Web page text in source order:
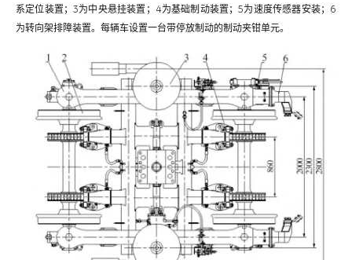
系定位装置；3为中央悬挂装置；4为基础制动装置；5为速度传感器安装；6
为转向架排障装置。每辆车设置一台带停放制动的制动夹钳单元。